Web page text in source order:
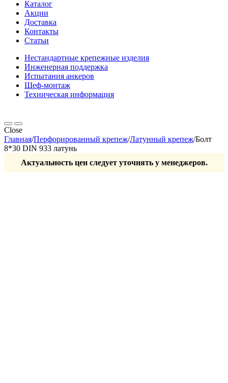
Каталог
Акции
Доставка
Контакты
Статьи
Нестандартные крепежные изделия
Инженерная поддержка
Испытания анкеров
Шеф-монтаж
Техническая информация
Close
Главная/Перфорированный крепеж/Латунный крепеж/Болт
8*30 DIN 933 латунь
Актуальность цен следует уточнять у менеджеров.